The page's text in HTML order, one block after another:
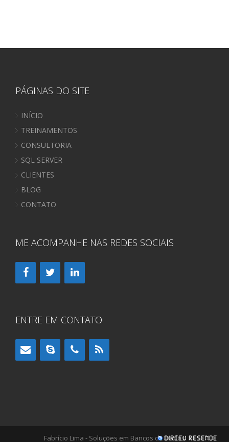
PÁGINAS DO SITE
INÍCIO
TREINAMENTOS
CONSULTORIA
SQL SERVER
CLIENTES
BLOG
CONTATO
ME ACOMPANHE NAS REDES SOCIAIS
ENTRE EM CONTATO
Fabrício Lima - Soluções em Bancos de Dados